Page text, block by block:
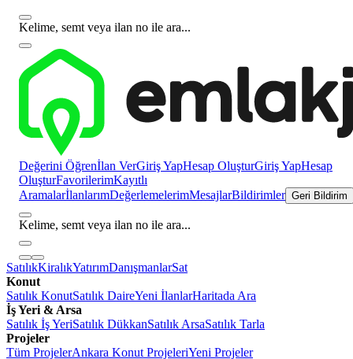
Kelime, semt veya ilan no ile ara...
Değerini Öğrenİlan VerGiriş YapHesap OluşturGiriş YapHesap
OluşturFavorilerimKayıtlı
AramalarİlanlarımDeğerlemelerimMesajlarBildirimler Geri Bildirim
Kelime, semt veya ilan no ile ara...
SatılıkKiralıkYatırımDanışmanlarSat
Konut
Satılık KonutSatılık DaireYeni İlanlarHaritada Ara
İş Yeri & Arsa
Satılık İş YeriSatılık DükkanSatılık ArsaSatılık Tarla
Projeler
Tüm ProjelerAnkara Konut ProjeleriYeni Projeler